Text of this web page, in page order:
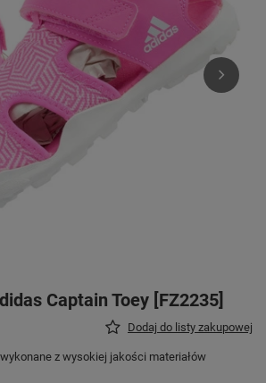
Captain Toey [FZ2235]
Dodaj do listy zakupowej
z wysokiej jakości materiałów